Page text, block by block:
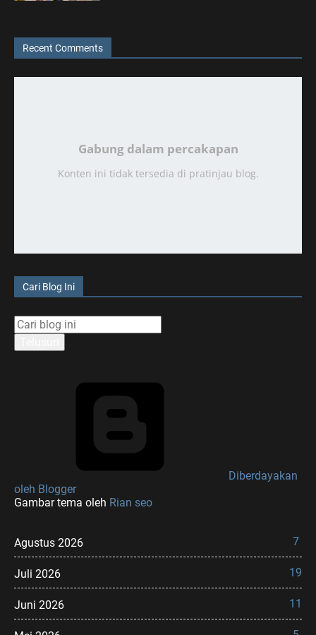
Recent Comments
Gabung dalam percakapan
Konten ini tidak tersedia di pratinjau blog.
Cari Blog Ini
Diberdayakan
oleh Blogger
Gambar tema oleh Rian seo
Agustus 2026 7
Juli 2026 19
Juni 2026 11